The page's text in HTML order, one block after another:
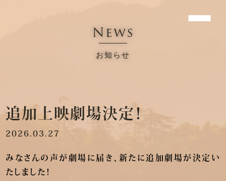
News
お知らせ
追加上映劇場決定！
2026.03.27
みなさんの声が劇場に届き、新たに追加劇場が決定い
たしました！